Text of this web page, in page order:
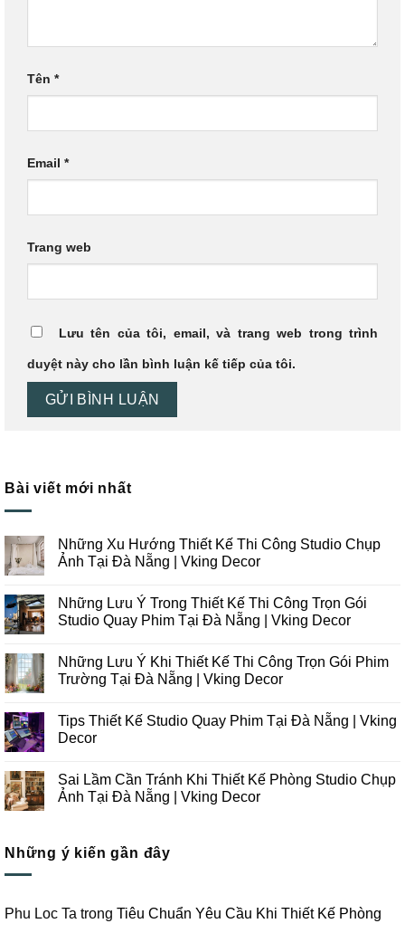
Tên *
Email *
Trang web
Lưu tên của tôi, email, và trang web trong trình
duyệt này cho lần bình luận kế tiếp của tôi.
Bài viết mới nhất
Những Xu Hướng Thiết Kế Thi Công Studio Chụp
Ảnh Tại Đà Nẵng | Vking Decor
bình
luận
ở
Hướng
Thiết
Kế
Studio
Chụp
Ảnh
Nẵng
Vking
Những Lưu Ý Trong Thiết Kế Thi Công Trọn Gói
Studio Quay Phim Tại Đà Nẵng | Vking Decor
bình
luận
ở
Ý
Trong
Thiết
Công
Trọn
Gói
Tại
Đà
Decor
Những Lưu Ý Khi Thiết Kế Thi Công Trọn Gói Phim
Trường Tại Đà Nẵng | Vking Decor
bình
luận
ở
Ý
Khi
Thiết
Trọn
Gói
Đà
Nẵng
Tips Thiết Kế Studio Quay Phim Tại Đà Nẵng | Vking
Decor
bình
luận
ở
Studio
Quay
Nẵng
|
Sai Lầm Cần Tránh Khi Thiết Kế Phòng Studio Chụp
Ảnh Tại Đà Nẵng | Vking Decor
luận
ở
Tránh
Khi
Những ý kiến gần đây
Phu Loc Ta trong Tiêu Chuẩn Yêu Cầu Khi Thiết Kế Phòng